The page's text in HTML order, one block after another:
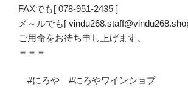
FAXでも[ 078-951-2435 ]
メ～ルでも[
ご用命をお待ち申し上げます。
＝＝＝
#にろや #にろやワインショプ